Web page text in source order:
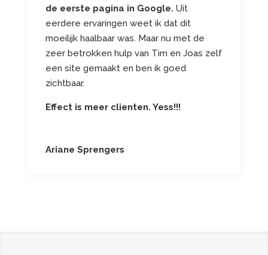
de eerste pagina in Google. Uit
eerdere ervaringen weet ik dat dit
moeilijk haalbaar was. Maar nu met de
zeer betrokken hulp van Tim en Joas zelf
een site gemaakt en ben ik goed
zichtbaar.
Effect is meer clienten. Yess!!!
Ariane Sprengers